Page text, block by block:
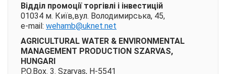
Відділ промоції торгівлі і інвестицій
01034 м. Київ,вул. Володимирська, 45,
e-mail: wehamb@uknet.net
AGRICULTURAL WATER & ENVIRONMENTAL
MANAGEMENT PRODUCTION SZARVAS,
HUNGARI
P.O.Box. 3. Szarvas, H-5541